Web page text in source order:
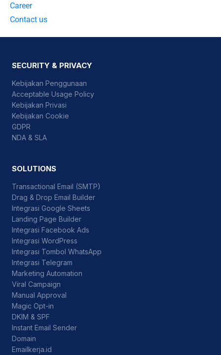
Career
Contact us
SECURITY & PRIVACY
Kebijakan Penggunaan
Acceptable Usage Policy
Kebijakan Privasi
Kebijakan Cookie
GDPR
NDA & SLA
SOLUTIONS
Transactional Email (SMTP)
Drag & Drop Email Builder
Integrasi Google Sheets
Landing Page Builder
Integrasi Facebook Ads
Integrasi WordPress
Integrasi Tombol WhatsApp
Integrasi Telegram
Marketing Automation
Viral Campaign
Manual Approval
Magic Opt-in
DKIM & SPF
Instant Email Sender
Domain
Emailkerja.id